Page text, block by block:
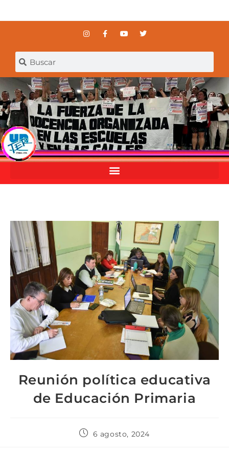
Reunión política educativa
de Educación Primaria
6 agosto, 2024